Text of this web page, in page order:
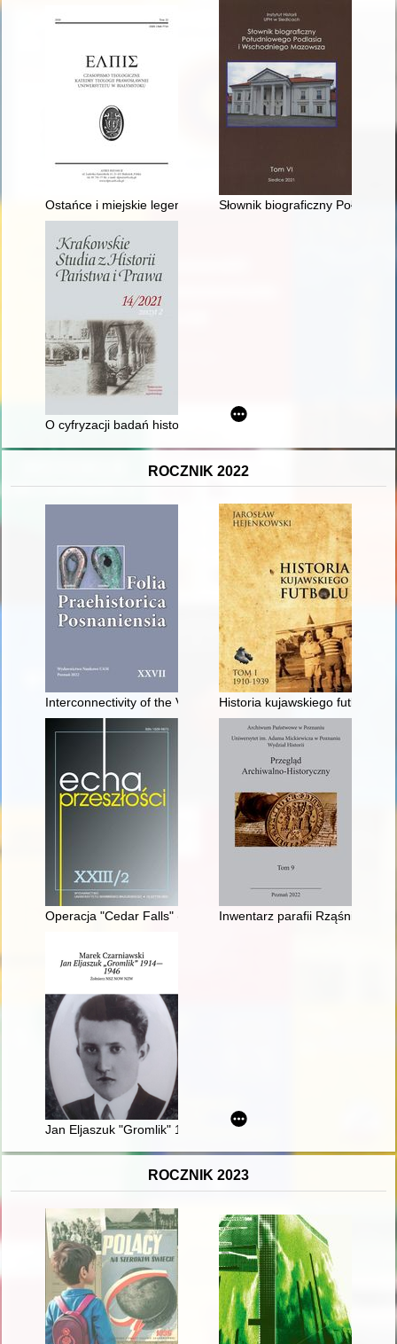
Ostańce i miejskie legendy : losy pozostałości po
Słownik biograficzny
O cyfryzacji badań historycznoprawnych : kilka uwag na
ROCZNIK 2022
Interconnectivity of the Vardar and Struma river valleys :
Historia kujawskiego futbolu. T.
Operacja "Cedar Falls" (8-27 stycznia 1967 roku) w świetle
Inwentarz parafii Rząśnia z
Jan Eljaszuk "Gromlik" 1914-1946 : żołnierz NSZ - NOW -
ROCZNIK 2023